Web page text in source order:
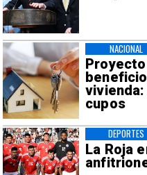
vivienda:
cupos
NACIONAL
La Roja
DEPORTES